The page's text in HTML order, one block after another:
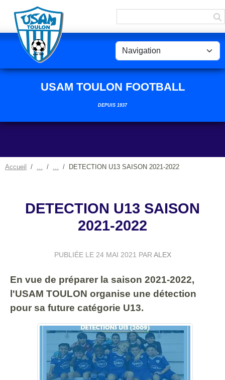
USAM TOULON FOOTBALL
DEPUIS 1937
Accueil DETECTION U13 SAISON 2021-2022
DETECTION U13 SAISON
2021-2022
PUBLIÉE LE 24 MAI 2021 PAR ALEX
En vue de préparer la saison 2021-2022,
l'USAM TOULON organise une détection
pour sa future catégorie U13.
Panneau de gestion des cookies